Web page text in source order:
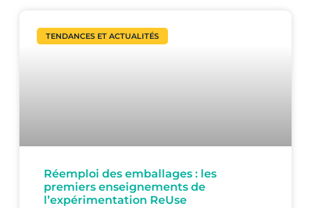
TENDANCES ET ACTUALITÉS
Réemploi des emballages : les
premiers enseignements de
l’expérimentation ReUse